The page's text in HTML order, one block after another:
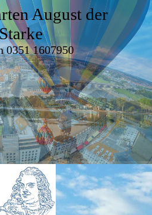
August der
0351 1607950